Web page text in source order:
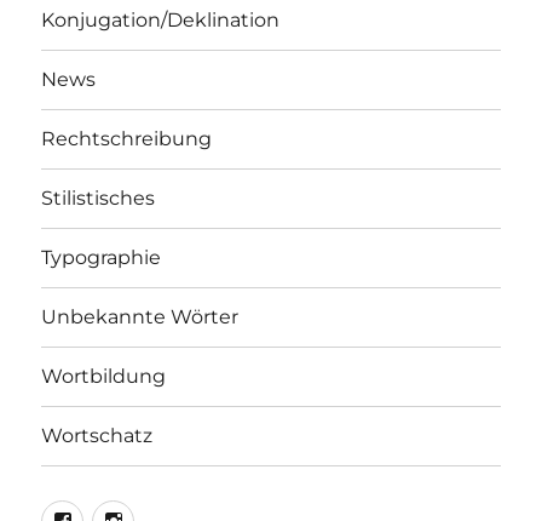
Konjugation/Deklination
News
Rechtschreibung
Stilistisches
Typographie
Unbekannte Wörter
Wortbildung
Wortschatz